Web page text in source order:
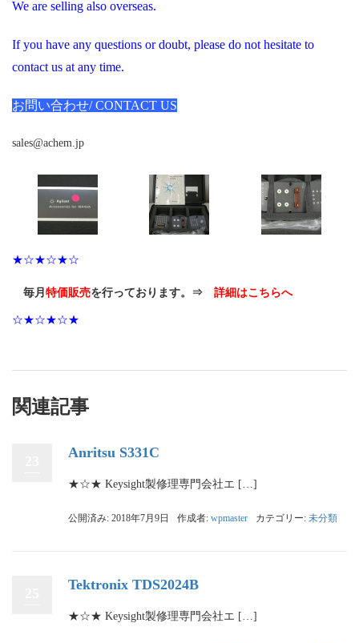
We are selling also overseas.
If you have any questions or doubt, please do not hesitate to
contact us at any time.
お問い合わせ/ CONTACT US
sales@achem.jp
★☆★☆★☆
毎月 特価販売を行っております。⇒ 詳細はこちらへ
☆★☆★☆★
関連記事
Anritsu S331C
★☆★ Keysight製修理専門会社エ […]
公開済み: 2018年7月9日 作成者: wpmaster カテゴリー: 未分類
Tektronix TDS2024B
★☆★ Keysight製修理専門会社エ […]